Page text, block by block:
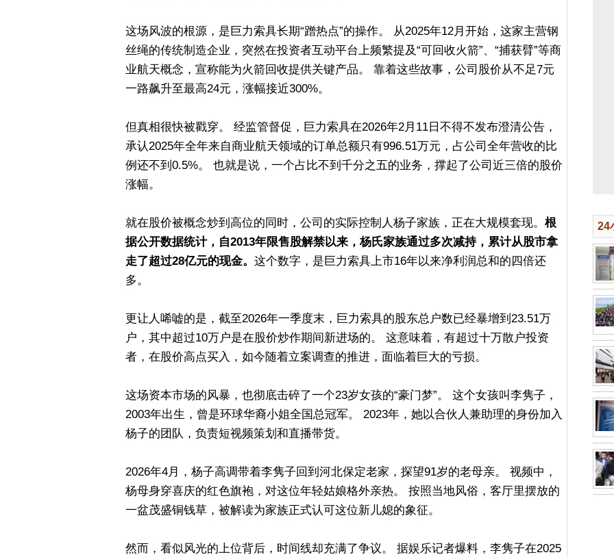
这场风波的根源，是巨力索具长期“蹭热点”的操作。 从2025年12月开始，这家主营钢
丝绳的传统制造企业，突然在投资者互动平台上频繁提及“可回收火箭”、“捕获臂”等商
业航天概念，宣称能为火箭回收提供关键产品。 靠着这些故事，公司股价从不足7元
一路飙升至最高24元，涨幅接近300%。
但真相很快被戳穿。 经监管督促，巨力索具在2026年2月11日不得不发布澄清公告，
承认2025年全年来自商业航天领域的订单总额只有996.51万元，占公司全年营收的比
例还不到0.5%。 也就是说，一个占比不到千分之五的业务，撑起了公司近三倍的股价
涨幅。
就在股价被概念炒到高位的同时，公司的实际控制人杨子家族，正在大规模套现。 根
据公开数据统计，自2013年限售股解禁以来，杨氏家族通过多次减持，累计从股市拿
走了超过28亿元的现金。 这个数字，是巨力索具上市16年以来净利润总和的四倍还
多。
更让人唏嘘的是，截至2026年一季度末，巨力索具的股东总户数已经暴增到23.51万
户，其中超过10万户是在股价炒作期间新进场的。 这意味着，有超过十万散户投资
者，在股价高点买入，如今随着立案调查的推进，面临着巨大的亏损。
这场资本市场的风暴，也彻底击碎了一个23岁女孩的“豪门梦”。 这个女孩叫李隽子，
2003年出生，曾是环球华裔小姐全国总冠军。 2023年，她以合伙人兼助理的身份加入
杨子的团队，负责短视频策划和直播带货。
2026年4月，杨子高调带着李隽子回到河北保定老家，探望91岁的老母亲。 视频中，
杨母身穿喜庆的红色旗袍，对这位年轻姑娘格外亲热。 按照当地风俗，客厅里摆放的
一盆茂盛铜钱草，被解读为家族正式认可这位新儿媳的象征。
然而，看似风光的上位背后，时间线却充满了争议。 据娱乐记者爆料，李隽子在2025
24